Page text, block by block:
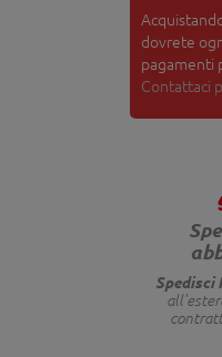
dovrete
pagamenti
Contattaci
Spedisci